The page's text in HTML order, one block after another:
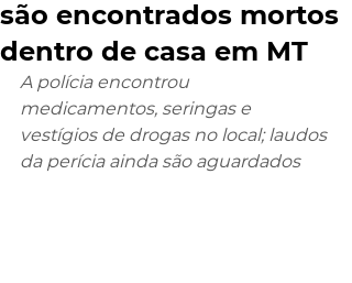
são encontrados mortos
dentro de casa em MT
A polícia encontrou
medicamentos, seringas e
vestígios de drogas no local; laudos
da perícia ainda são aguardados